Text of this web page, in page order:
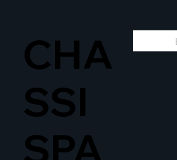
CHA
SSI
SPA